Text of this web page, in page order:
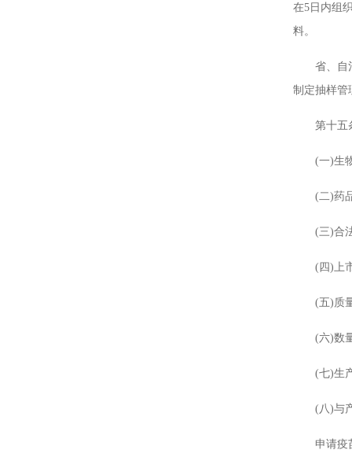
在5日内组
料。
省、自治
制定抽样管
第十五条
(一)生物
(二)药品
(三)合法
(四)上市
(五)质量
(六)数量
(七)生产
(八)与产
申请疫苗